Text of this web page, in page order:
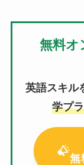
無料オ
英語スキル
学プ
無